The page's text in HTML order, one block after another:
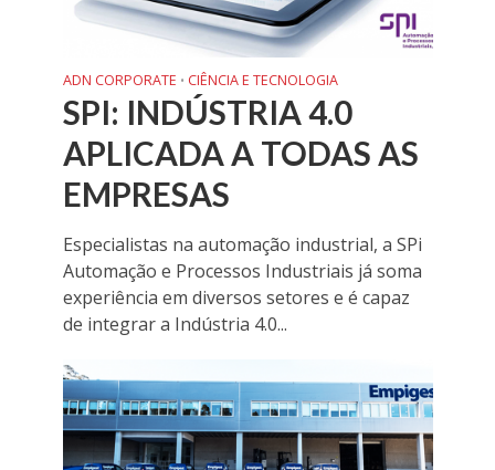
ADN CORPORATE • CIÊNCIA E TECNOLOGIA
SPI: INDÚSTRIA 4.0
APLICADA A TODAS AS
EMPRESAS
Especialistas na automação industrial, a SPi
Automação e Processos Industriais já soma
experiência em diversos setores e é capaz
de integrar a Indústria 4.0...